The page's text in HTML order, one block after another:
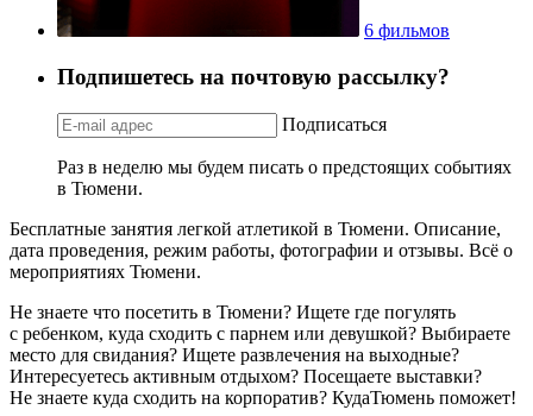
6 фильмов
Подпишетесь на почтовую рассылку?
Подписаться
Раз в неделю мы будем писать о предстоящих событиях
в Тюмени.
Бесплатные занятия легкой атлетикой в Тюмени. Описание,
дата проведения, режим работы, фотографии и отзывы. Всё о
мероприятиях Тюмени.
Не знаете что посетить в Тюмени? Ищете где погулять
с ребенком, куда сходить с парнем или девушкой? Выбираете
место для свидания? Ищете развлечения на выходные?
Интересуетесь активным отдыхом? Посещаете выставки?
Не знаете куда сходить на корпоратив? КудаТюмень поможет!